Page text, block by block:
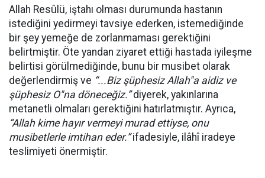
Allah Resûlü, iştahı olması durumunda hastanın
istediğini yedirmeyi tavsiye ederken, istemediğinde
bir şey yemeğe de zorlanmaması gerektiğini
belirtmiştir. Öte yandan ziyaret ettiği hastada iyileşme
belirtisi görülmediğinde, bunu bir musibet olarak
değerlendirmiş ve “...Biz şüphesiz Allah"a aidiz ve
şüphesiz O"na döneceğiz.”diyerek, yakınlarına
metanetli olmaları gerektiğini hatırlatmıştır. Ayrıca,
“Allah kime hayır vermeyi murad ettiyse, onu
musibetlerle imtihan eder.”ifadesiyle, ilâhî iradeye
teslimiyeti önermiştir.